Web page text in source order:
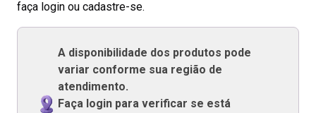
faça login ou cadastre-se.
A disponibilidade dos produtos pode
variar conforme sua região de
atendimento.
Faça login para verificar se está